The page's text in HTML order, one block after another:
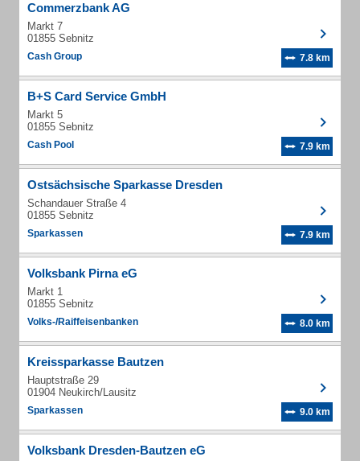
Commerzbank AG
Markt 7
01855 Sebnitz
Cash Group 7.8 km
B+S Card Service GmbH
Markt 5
01855 Sebnitz
Cash Pool 7.9 km
Ostsächsische Sparkasse Dresden
Schandauer Straße 4
01855 Sebnitz
Sparkassen 7.9 km
Volksbank Pirna eG
Markt 1
01855 Sebnitz
Volks-/Raiffeisenbanken 8.0 km
Kreissparkasse Bautzen
Hauptstraße 29
01904 Neukirch/Lausitz
Sparkassen 9.0 km
Volksbank Dresden-Bautzen eG